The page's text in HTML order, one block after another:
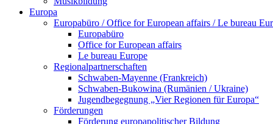
Europa
Europabüro / Office for European affairs / Le bureau
Europabüro
Office for European affairs
Le bureau Europe
Regionalpartnerschaften
Schwaben-Mayenne (Frankreich)
Schwaben-Bukowina (Rumänien / Ukraine)
Jugendbegegnung „Vier Regionen für Europa“
Förderungen
Förderung europapolitischer Bildung